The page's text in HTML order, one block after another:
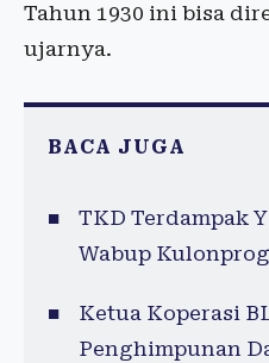
Tahun 1930 ini bisa
ujarnya.
BACA JUGA
TKD Terdampak
Wabup
Ketua Koperasi
Penghimpunan